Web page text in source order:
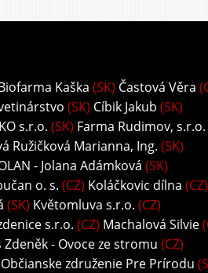
Kaška (SK) Častová Věra
(SK) Cíbik Jakub (SK)
s.r.o. (SK) Farma Rudimov, s.r.o.
Ružičková Marianna, Ing. (SK)
- Jolana Adámková (SK)
o. s. (CZ) Koláčkovic dílna (CZ)
(SK) Květomluva s.r.o. (CZ)
s.r.o. (CZ) Machalová Silvie
Zdeněk - Ovoce ze stromu (CZ)
Občianske združenie Pre Prírodu